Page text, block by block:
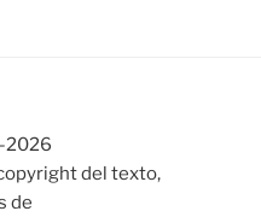
2026
del texto,
de